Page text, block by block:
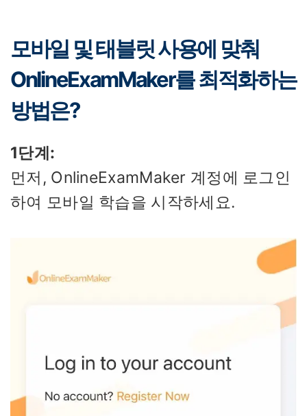
모바일 및 태블릿 사용에 맞춰
OnlineExamMaker를 최적화하는
방법은?
1단계:
먼저, OnlineExamMaker 계정에 로그인
하여 모바일 학습을 시작하세요.